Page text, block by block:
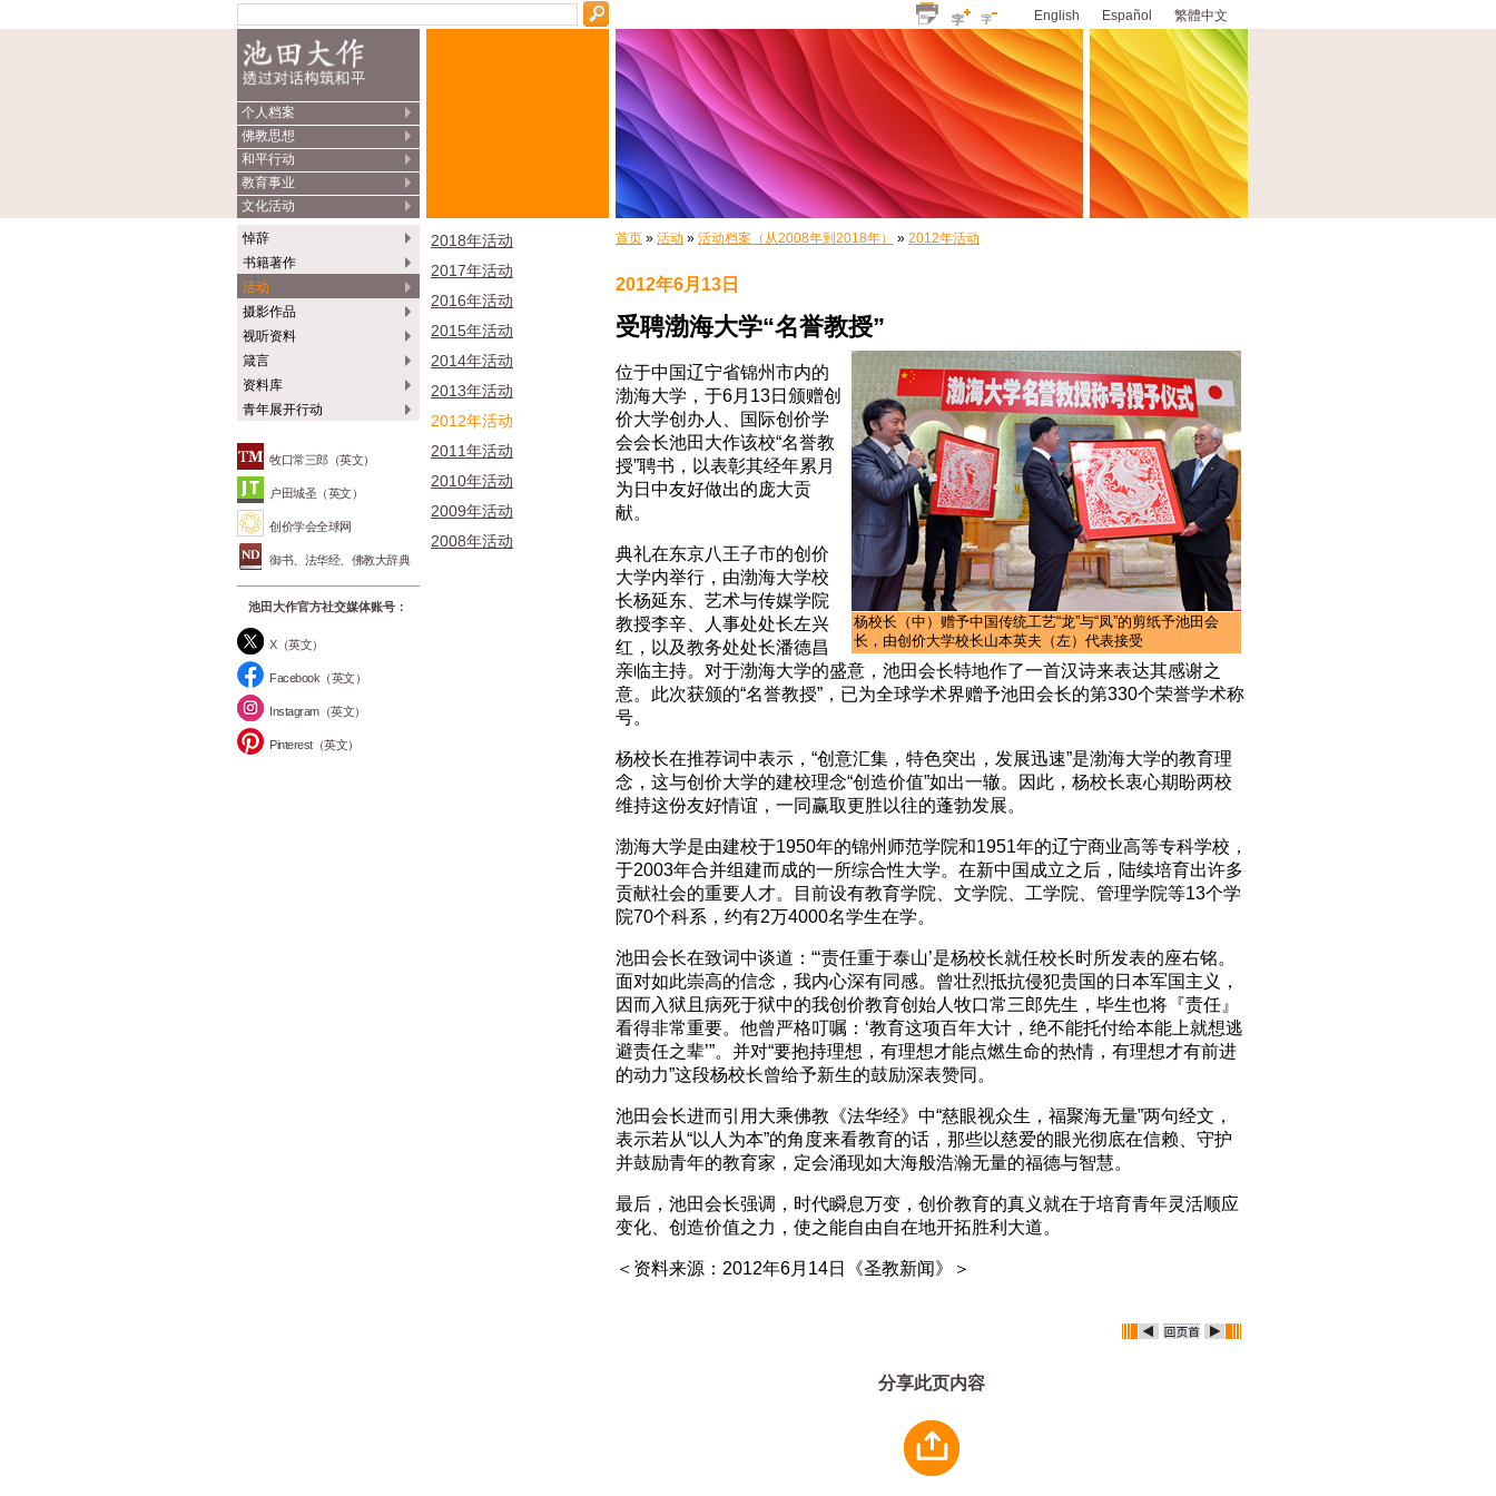
English Español 繁體中文
个人档案
佛教思想
和平行动
教育事业
文化活动
悼辞
书籍著作
活动
摄影作品
视听资料
箴言
资料库
青年展开行动
牧口常三郎（英文）
户田城圣（英文）
创价学会全球网
御书、法华经、佛教大辞典
池田大作官方社交媒体账号：
X（英文）
Facebook（英文）
Instagram（英文）
Pinterest（英文）
2018年活动
2017年活动
2016年活动
2015年活动
2014年活动
2013年活动
2012年活动
2011年活动
2010年活动
2009年活动
2008年活动
首页 » 活动 » 活动档案（从2008年到2018年） » 2012年活动
2012年6月13日
受聘渤海大学“名誉教授”
杨校长（中）赠予中国传统工艺“龙”与“凤”的剪纸予池田会
长，由创价大学校长山本英夫（左）代表接受
位于中国辽宁省锦州市内的
渤海大学，于6月13日颁赠创
价大学创办人、国际创价学
会会长池田大作该校“名誉教
授”聘书，以表彰其经年累月
为日中友好做出的庞大贡
献。
典礼在东京八王子市的创价
大学内举行，由渤海大学校
长杨延东、艺术与传媒学院
教授李辛、人事处处长左兴
红，以及教务处处长潘德昌
亲临主持。对于渤海大学的盛意，池田会长特地作了一首汉诗来表达其感谢之
意。此次获颁的“名誉教授”，已为全球学术界赠予池田会长的第330个荣誉学术称
号。
杨校长在推荐词中表示，“创意汇集，特色突出，发展迅速”是渤海大学的教育理
念，这与创价大学的建校理念“创造价值”如出一辙。因此，杨校长衷心期盼两校
维持这份友好情谊，一同赢取更胜以往的蓬勃发展。
渤海大学是由建校于1950年的锦州师范学院和1951年的辽宁商业高等专科学校，
于2003年合并组建而成的一所综合性大学。在新中国成立之后，陆续培育出许多
贡献社会的重要人才。目前设有教育学院、文学院、工学院、管理学院等13个学
院70个科系，约有2万4000名学生在学。
池田会长在致词中谈道：“‘责任重于泰山’是杨校长就任校长时所发表的座右铭。
面对如此崇高的信念，我内心深有同感。曾壮烈抵抗侵犯贵国的日本军国主义，
因而入狱且病死于狱中的我创价教育创始人牧口常三郎先生，毕生也将『责任』
看得非常重要。他曾严格叮嘱：‘教育这项百年大计，绝不能托付给本能上就想逃
避责任之辈’”。并对“要抱持理想，有理想才能点燃生命的热情，有理想才有前进
的动力”这段杨校长曾给予新生的鼓励深表赞同。
池田会长进而引用大乘佛教《法华经》中“慈眼视众生，福聚海无量”两句经文，
表示若从“以人为本”的角度来看教育的话，那些以慈爱的眼光彻底在信赖、守护
并鼓励青年的教育家，定会涌现如大海般浩瀚无量的福德与智慧。
最后，池田会长强调，时代瞬息万变，创价教育的真义就在于培育青年灵活顺应
变化、创造价值之力，使之能自由自在地开拓胜利大道。
＜资料来源：2012年6月14日《圣教新闻》＞
分享此页内容